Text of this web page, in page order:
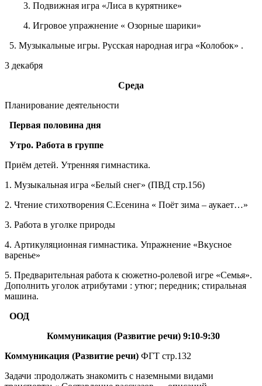
3. Подвижная игра «Лиса в курятнике»
4. Игровое упражнение « Озорные шарики»
5. Музыкальные игры. Русская народная игра «Колобок» .
3 декабря
Среда
Планирование деятельности
Первая половина дня
Утро. Работа в группе
Приём детей. Утренняя гимнастика.
1. Музыкальная игра «Белый снег» (ПВД стр.156)
2. Чтение стихотворения С.Есенина « Поёт зима – аукает…»
3. Работа в уголке природы
4. Артикуляционная гимнастика. Упражнение «Вкусное
варенье»
5. Предварительная работа к сюжетно-ролевой игре «Семья».
Дополнить уголок атрибутами : утюг; передник; стиральная
машина.
ООД
Коммуникация (Развитие речи) 9:10-9:30
Коммуникация (Развитие речи) ФГТ стр.132
Задачи :продолжать знакомить с наземными видами